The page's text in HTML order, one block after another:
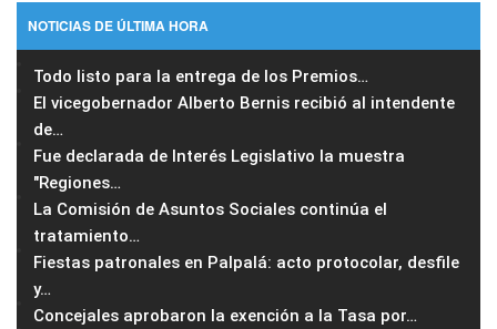
NOTICIAS DE ÚLTIMA HORA
Todo listo para la entrega de los Premios…
El vicegobernador Alberto Bernis recibió al intendente
de…
Fue declarada de Interés Legislativo la muestra
"Regiones…
La Comisión de Asuntos Sociales continúa el
tratamiento…
Fiestas patronales en Palpalá: acto protocolar, desfile
y…
Concejales aprobaron la exención a la Tasa por…